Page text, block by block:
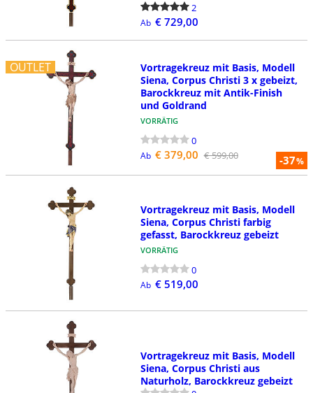
2
Ab € 729,00
OUTLET
-37%
Vortragekreuz mit Basis, Modell
Siena, Corpus Christi 3 x gebeizt,
Barockkreuz mit Antik-Finish
und Goldrand
VORRÄTIG
0
Ab € 379,00 € 599,00
Vortragekreuz mit Basis, Modell
Siena, Corpus Christi farbig
gefasst, Barockkreuz gebeizt
VORRÄTIG
0
Ab € 519,00
Vortragekreuz mit Basis, Modell
Siena, Corpus Christi aus
Naturholz, Barockkreuz gebeizt